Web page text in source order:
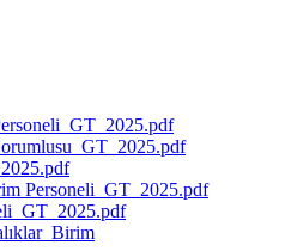
Personeli_GT_2025.pdf